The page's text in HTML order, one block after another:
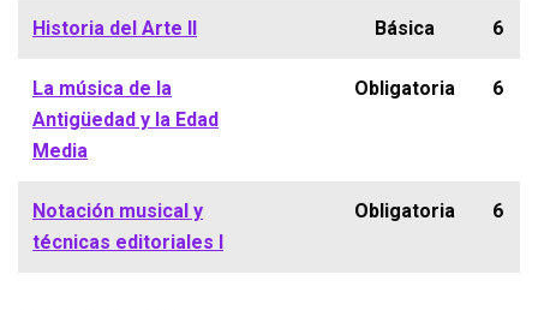
Historia del Arte II Básica 6
La música de la
Antigüedad y la Edad
Media
Obligatoria 6
Notación musical y
técnicas editoriales I
Obligatoria 6